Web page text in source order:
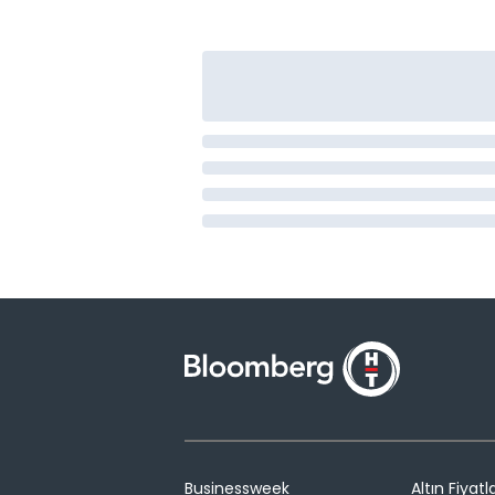
Businessweek
Altın